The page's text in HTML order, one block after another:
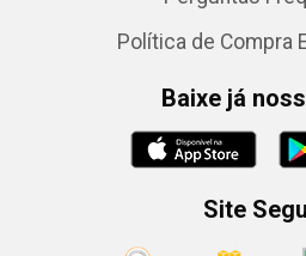
Política de Compra
Baixe já
Site